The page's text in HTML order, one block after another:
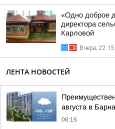
«Одно доброе
директора
Карловой
Вчера, 22:15
ЛЕНТА НОВОСТЕЙ
августа в
06:15